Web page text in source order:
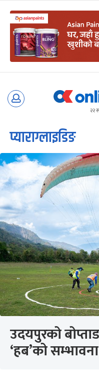
Skip
२२
प्याराग्लाइडिङ
उदयपुरको
‘हब’को सम्भावना